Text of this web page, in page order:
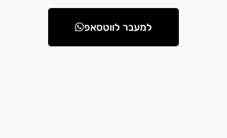
למעבר לווטסאפ